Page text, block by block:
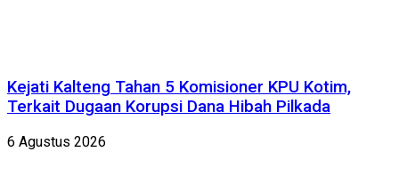
Kejati Kalteng Tahan 5 Komisioner KPU Kotim,
Terkait Dugaan Korupsi Dana Hibah Pilkada
6 Agustus 2026